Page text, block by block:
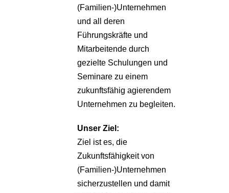
(Familien-)Unternehmen
und all deren
Führungskräfte und
Mitarbeitende durch
gezielte Schulungen und
Seminare zu einem
zukunftsfähig agierendem
Unternehmen zu begleiten.
Unser Ziel:
Ziel ist es, die
Zukunftsfähigkeit von
(Familien-)Unternehmen
sicherzustellen und damit